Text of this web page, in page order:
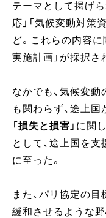
テーマとして掲げら
応」「気候変動対策
ど。これらの内容に
実施計画」が採択さ
なかでも、気候変
も関わらず、途上国
「 損失と損害 」に関
として、途上国を
に至った。
また、パリ協定の
緩和させるような